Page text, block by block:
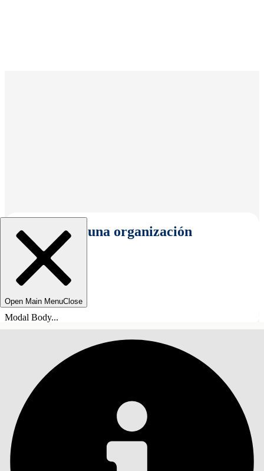
Seleccionar una organización
Open Main MenuClose
Modal Body...
ÍNDICE DE MATERIAS